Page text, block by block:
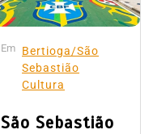
Em Bertioga/São
Sebastião
Cultura
São Sebastião